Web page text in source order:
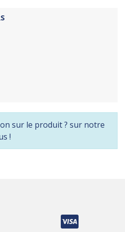
sur le produit ? sur notre
!